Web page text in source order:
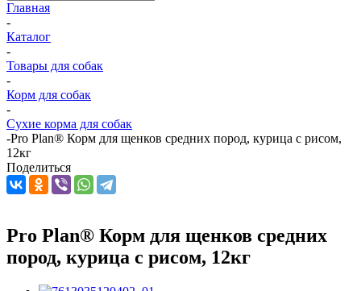
Главная
-
Каталог
-
Товары для собак
-
Корм для собак
-
Сухие корма для собак
-Pro Plan® Корм для щенков средних пород, курица с рисом,
12кг
Поделиться
Pro Plan® Корм для щенков средних
пород, курица с рисом, 12кг